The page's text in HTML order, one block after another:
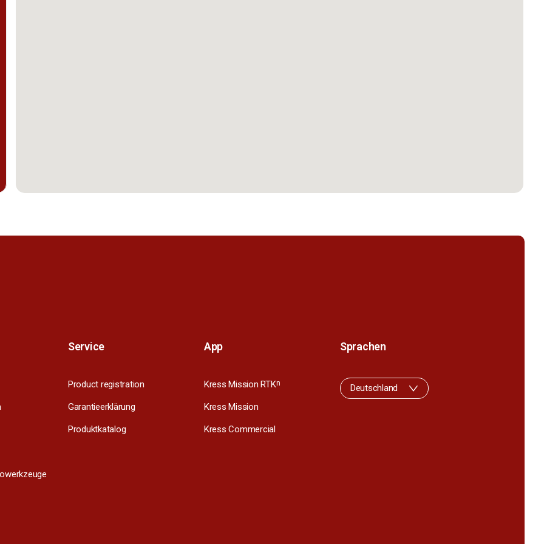
Service
Product registration
Garantieerklärung
Produktkatalog
App
Kress Mission RTKn
Kress Mission
Kress Commercial
Sprachen
Deutschland